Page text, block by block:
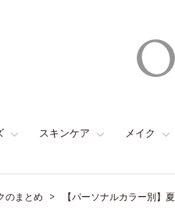
スキンケア メイク
のまとめ 【パーソナルカラー別】